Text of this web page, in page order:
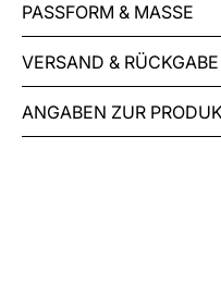
PASSFORM & MASSE
VERSAND & RÜCKGABE
ANGABEN ZUR